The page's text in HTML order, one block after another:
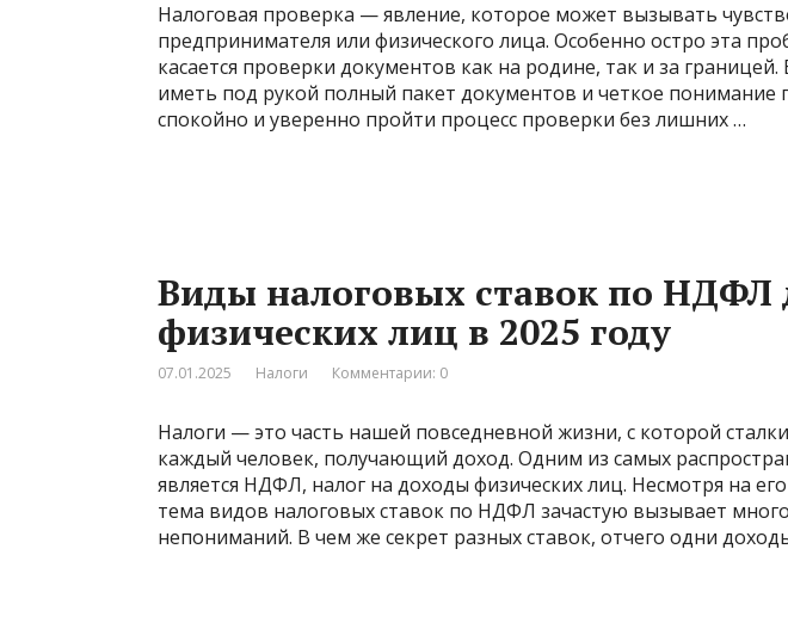
Налоговая проверка — явление, которое может вызывать
предпринимателя или физического лица. Особенно остро эта
касается проверки документов как на родине, так и за
иметь под рукой полный пакет документов и четкое понимание
спокойно и уверенно пройти процесс проверки без лишних …
Виды налоговых ставок по НДФЛ
физических лиц в 2025 году
07.01.2025 Налоги Комментарии: 0
Налоги — это часть нашей повседневной жизни, с которой
каждый человек, получающий доход. Одним из самых
является НДФЛ, налог на доходы физических лиц. Несмотря на
тема видов налоговых ставок по НДФЛ зачастую вызывает
непониманий. В чем же секрет разных ставок, отчего одни